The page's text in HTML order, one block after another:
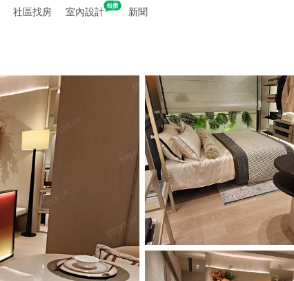
社區找房 室內設計 新聞